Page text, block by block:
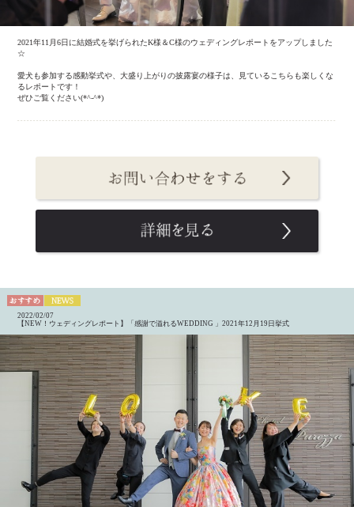
2021年11月6日に結婚式を挙げられたK様＆C様のウェディングレポートをアップしました
☆
愛犬も参加する感動挙式や、大盛り上がりの披露宴の様子は、見ているこちらも楽しくな
るレポートです！
ぜひご覧ください(*^-^*)
2022/02/07
【NEW！ウェディングレポート】「感謝で溢れるWEDDING 」2021年12月19日挙式